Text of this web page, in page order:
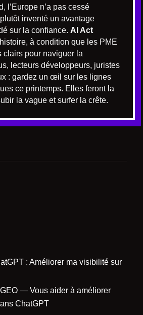
l’Europe n’a pas cessé
inventé un avantage
sur la confiance. AI Act
à condition que les PME
clairs pour naviguer la
lecteurs développeurs, juristes
: gardez un œil sur les lignes
ce printemps. Elles feront la
la vague et surfer la crête.
: Améliorer ma visibilité sur
— Vous aider à améliorer
ChatGPT